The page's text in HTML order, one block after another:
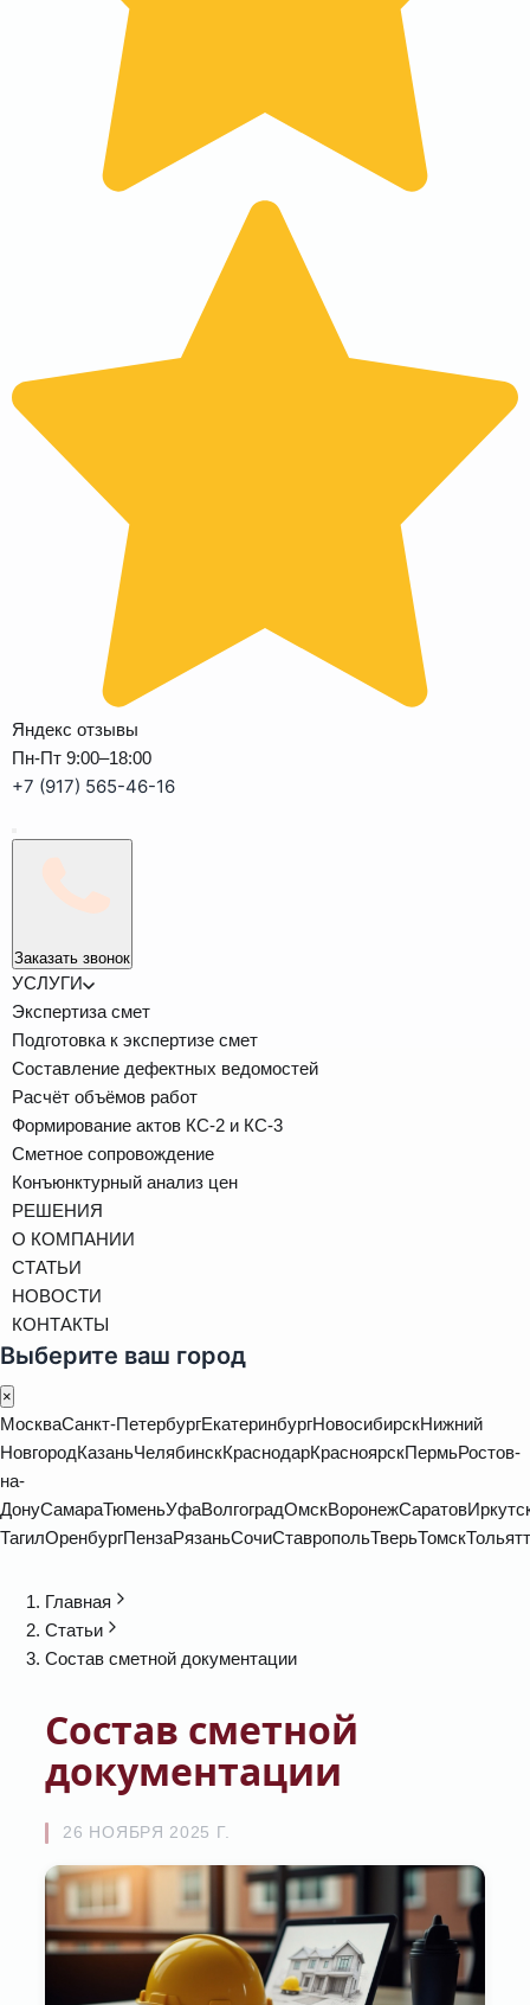
Яндекс отзывы
Пн-Пт 9:00–18:00
+7 (917) 565-46-16
Заказать звонок
УСЛУГИ
Экспертиза смет
Подготовка к экспертизе смет
Составление дефектных ведомостей
Расчёт объёмов работ
Формирование актов КС-2 и КС-3
Сметное сопровождение
Конъюнктурный анализ цен
РЕШЕНИЯ
О КОМПАНИИ
СТАТЬИ
НОВОСТИ
КОНТАКТЫ
Выберите ваш город
×
МоскваСанкт-ПетербургЕкатеринбургНовосибирскНижний
НовгородКазаньЧелябинскКраснодарКрасноярскПермьРостов-
на-
ДонуСамараТюменьУфаВолгоградОмскВоронежСаратов
ТагилОренбургПензаРязаньСочиСтавропольТверьТомск
Главная
Статьи
Состав сметной документации
Состав сметной
документации
26 НОЯБРЯ 2025 Г.